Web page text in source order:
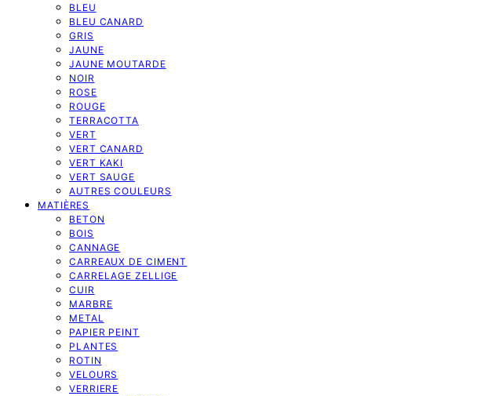
BLEU
BLEU CANARD
GRIS
JAUNE
JAUNE MOUTARDE
NOIR
ROSE
ROUGE
TERRACOTTA
VERT
VERT CANARD
VERT KAKI
VERT SAUGE
AUTRES COULEURS
MATIÈRES
BETON
BOIS
CANNAGE
CARREAUX DE CIMENT
CARRELAGE ZELLIGE
CUIR
MARBRE
METAL
PAPIER PEINT
PLANTES
ROTIN
VELOURS
VERRIERE